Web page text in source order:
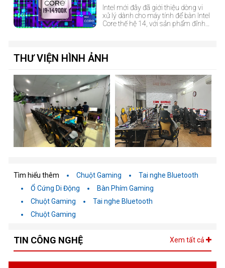
của Intel
Intel mới đây đã giới thiệu dòng vi
xử lý dành cho máy tính để bàn Intel
Core thế hệ 14, với sản phẩm đỉnh
THƯ VIỆN HÌNH ẢNH
Tìm hiểu thêm Chuột Gaming
Tai nghe Bluetooth
Ổ Cứng Di Động
Bàn Phím Gaming
Chuột Gaming
Tai nghe Bluetooth
Chuột Gaming
TIN CÔNG NGHỆ Xem tất cả